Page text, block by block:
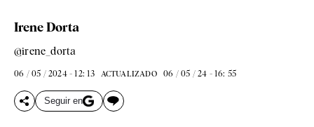
Irene Dorta
@irene_dorta
06 / 05 / 2024 - 12: 13 ACTUALIZADO 06 / 05 / 24 - 16: 55
Seguir en